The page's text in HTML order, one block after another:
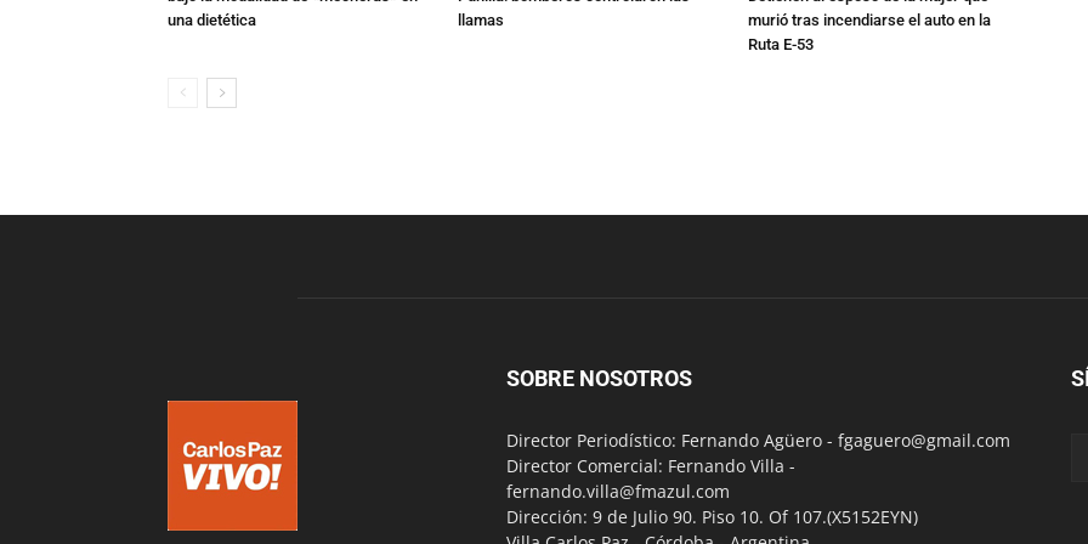
una dietética
llamas
murió tras incendiarse el auto en la
Ruta E-53
SOBRE NOSOTROS
Director Periodístico: Fernando Agüero - fgaguero@gmail.com
Director Comercial: Fernando Villa -
fernando.villa@fmazul.com
Dirección: 9 de Julio 90. Piso 10. Of 107.(X5152EYN)